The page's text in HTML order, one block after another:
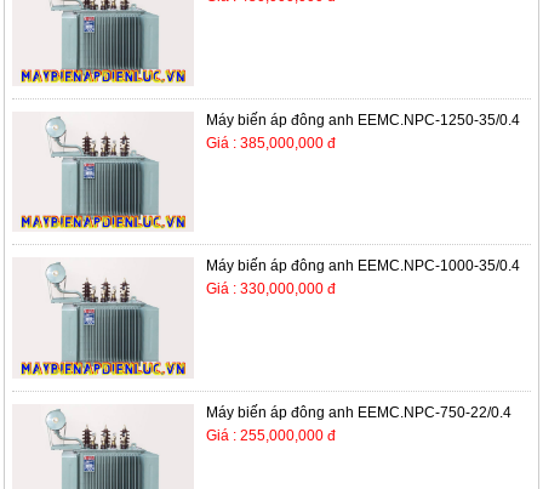
Máy biến áp đông anh EEMC.NPC-1250-35/0.4
Giá : 385,000,000 đ
Máy biến áp đông anh EEMC.NPC-1000-35/0.4
Giá : 330,000,000 đ
Máy biến áp đông anh EEMC.NPC-750-22/0.4
Giá : 255,000,000 đ